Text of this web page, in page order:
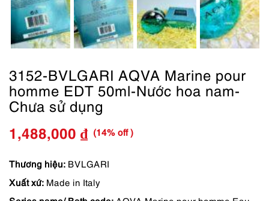
3152-BVLGARI AQVA Marine pour
homme EDT 50ml-Nước hoa nam-
Chưa sử dụng
Giá
gốc
là:
1,488,000 ₫
Giá
hiện
tại
(14% off )
Thương hiệu: BVLGARI
Xuất xứ: Made in Italy